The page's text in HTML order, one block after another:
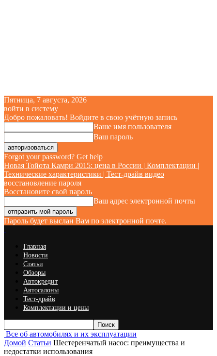
Пятница, 7 августа, 2026
войти в систему
Добро пожаловать! Войдите в свою учётную запись
Ваше имя пользователя
Ваш пароль
Forgot your password? Get help
Новая Тойота Камри 2015: цена в России | Комплектации |
Технические характеристики | Тест-драйв видео
восстановление пароля
Восстановите свой пароль
Ваш адрес электронной почты
Пароль будет выслан Вам по электронной почте.
Главная
Новости
Статьи
Обзоры
Автокредит
Автосалоны
Тест-драйв
Комплектации и цены
Все об автомобилях и их эксплуатации
Домой Статьи Шестеренчатый насос: преимущества и
недостатки использования